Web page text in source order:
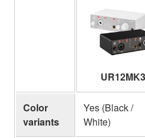
UR12MK3
Color
variants
Yes (Black /
White)